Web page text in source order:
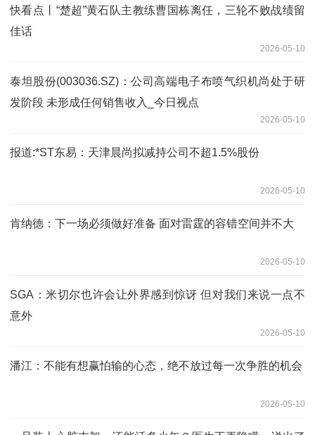
快看点丨“楚超”黄石队主教练曹国栋离任，三轮不败战绩留
佳话
2026-05-10
泰坦股份(003036.SZ)：公司高端电子布喷气织机尚处于研
发阶段 未形成任何销售收入_今日视点
2026-05-10
报道:*ST东易：天津晨尚拟减持公司不超1.5%股份
2026-05-10
肯纳德：下一场必须做好准备 面对雷霆的容错空间并不大
2026-05-10
SGA：米切尔也许会让外界感到惊讶 但对我们来说一点不
意外
2026-05-10
潘江：不能有想赢怕输的心态，绝不放过每一次争胜的机会
2026-05-10